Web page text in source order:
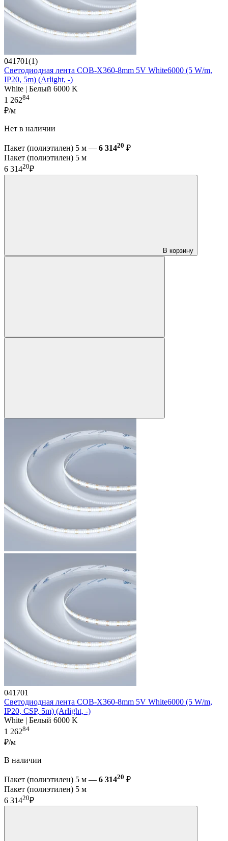
041701(1)
Светодиодная лента COB-X360-8mm 5V White6000 (5 W/m,
IP20, 5m) (Arlight, -)
White | Белый 6000 K
1 26284
₽/м
Нет в наличии
Пакет (полиэтилен) 5 м — 6 31420 ₽
Пакет (полиэтилен) 5 м
6 31420₽
В корзину
041701
Светодиодная лента COB-X360-8mm 5V White6000 (5 W/m,
IP20, CSP, 5m) (Arlight, -)
White | Белый 6000 K
1 26284
₽/м
В наличии
Пакет (полиэтилен) 5 м — 6 31420 ₽
Пакет (полиэтилен) 5 м
6 31420₽